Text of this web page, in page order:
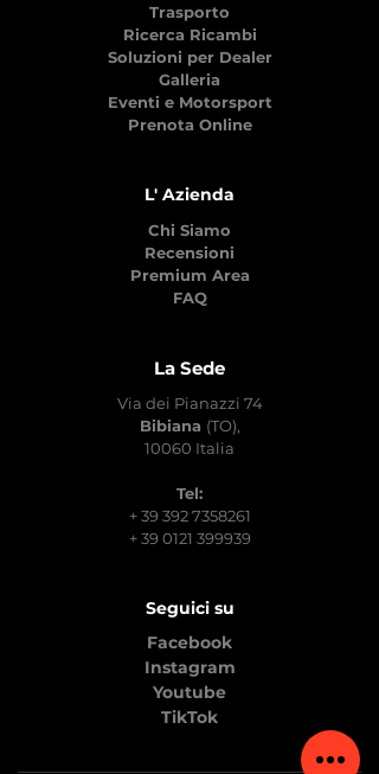
Trasporto
Ricerca Ricambi
Soluzioni per Dealer
Galleria
Eventi e Motorsport
Prenota Online
L' Azienda
Chi Siamo
Recensioni
Premium Area
FAQ
La Sede
Via dei Pianazzi 74
Bibiana (TO),
10060 Italia
Tel:
+39 392 7358261
+39 0121 399939
Seguici su
Facebook
Instagram
Youtube
TikTok